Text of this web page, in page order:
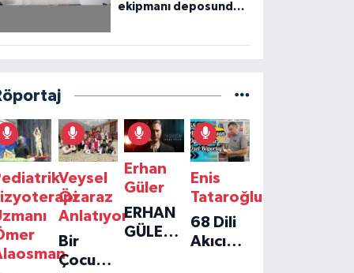
ekipmanı deposunda
Veysel
Özaraz
Anlatıyor
Bir
Çocuğun
Erhan
Güler
ERHAN
GÜLER'IN
Enis
Tataroğlu
68 Dili
Akıcı